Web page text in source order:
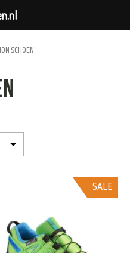
SCHOEN”
SALE